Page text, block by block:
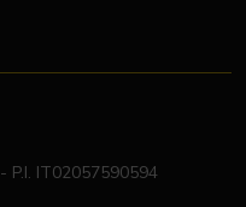
P.I. IT02057590594